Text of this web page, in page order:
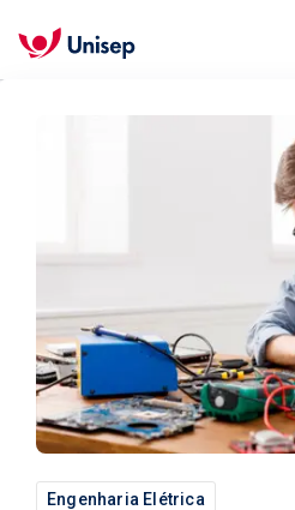
Engenharia Elétrica